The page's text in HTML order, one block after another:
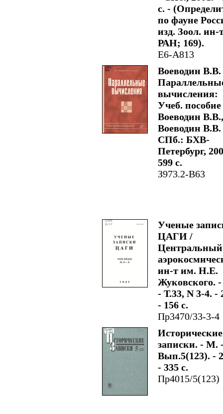
с. -
по фауне
изд. Зоол. ин-
РАН; 169).
Е6-А813
Воеводин В.В.
вычисления:
Учеб. пособие
Воеводин В.В.,
Воеводин В.В.
СПб.: БХВ-
Петербург,
599 с.
З973.2-В63
Ученые
ЦАГИ /
Центральный
ин-т им. Н.Е.
Жуковского.
- Т.33, N 3-4. -
- 156 с.
Пр3470/33-3-4
Исторические
записки. - М.
Вып.5(123). -
- 335 с.
Пр4015/5(123)